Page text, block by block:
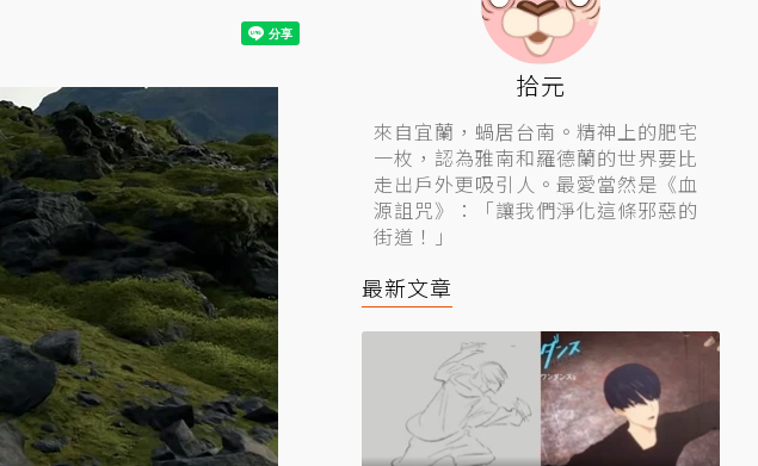
拾元
來自宜蘭，蝸居台南。精神上的肥宅
一枚，認為雅南和羅德蘭的世界要比
走出戶外更吸引人。最愛當然是《血
源詛咒》：「讓我們淨化這條邪惡的
街道！」
最新文章